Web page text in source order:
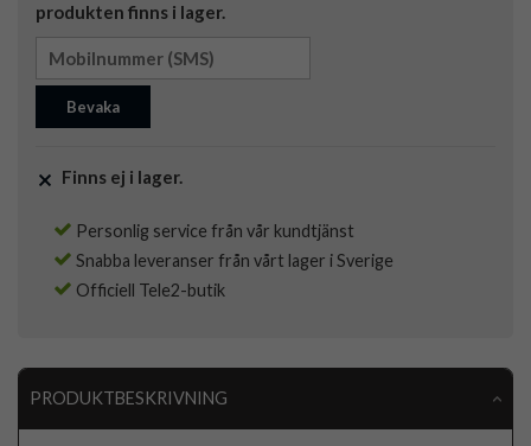
produkten finns i lager.
Bevaka
Finns ej i lager.
Personlig service från vår kundtjänst
Snabba leveranser från vårt lager i Sverige
Officiell Tele2-butik
PRODUKTBESKRIVNING